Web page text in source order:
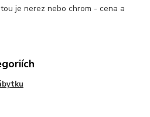
je nerez nebo chrom - cena a